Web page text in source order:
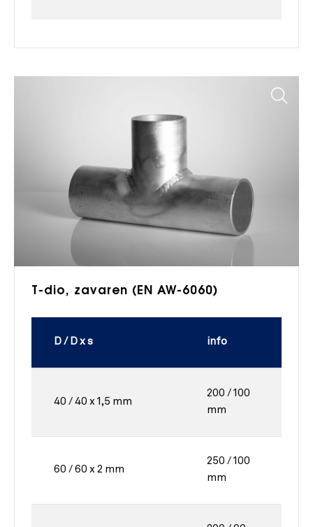
T-dio, zavaren (EN AW-6060)
D / D x s info
40 / 40 x 1,5 mm
200 / 100
mm
60 / 60 x 2 mm
250 / 100
mm